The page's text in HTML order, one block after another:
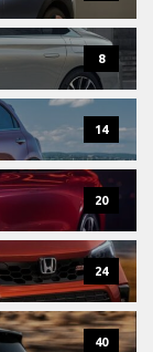
8
14
20
24
40